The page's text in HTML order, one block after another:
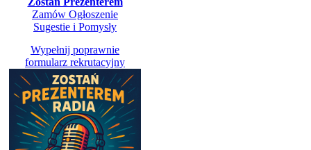
Zamów Ogłoszenie
Sugestie i Pomysły
Wypełnij poprawnie
formularz rekrutacyjny